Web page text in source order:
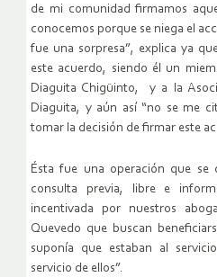
de mi comunidad firmamos
conocemos porque se niega el
fue una sorpresa”, explica ya
este acuerdo, siendo él un
Diaguita Chigüinto, y a la
Diaguita, y aún así “no se me
tomar la decisión de firmar este
Ésta fue una operación que se
consulta previa, libre e
incentivada por nuestros
Quevedo que buscan
suponía que estaban al
servicio de ellos”.